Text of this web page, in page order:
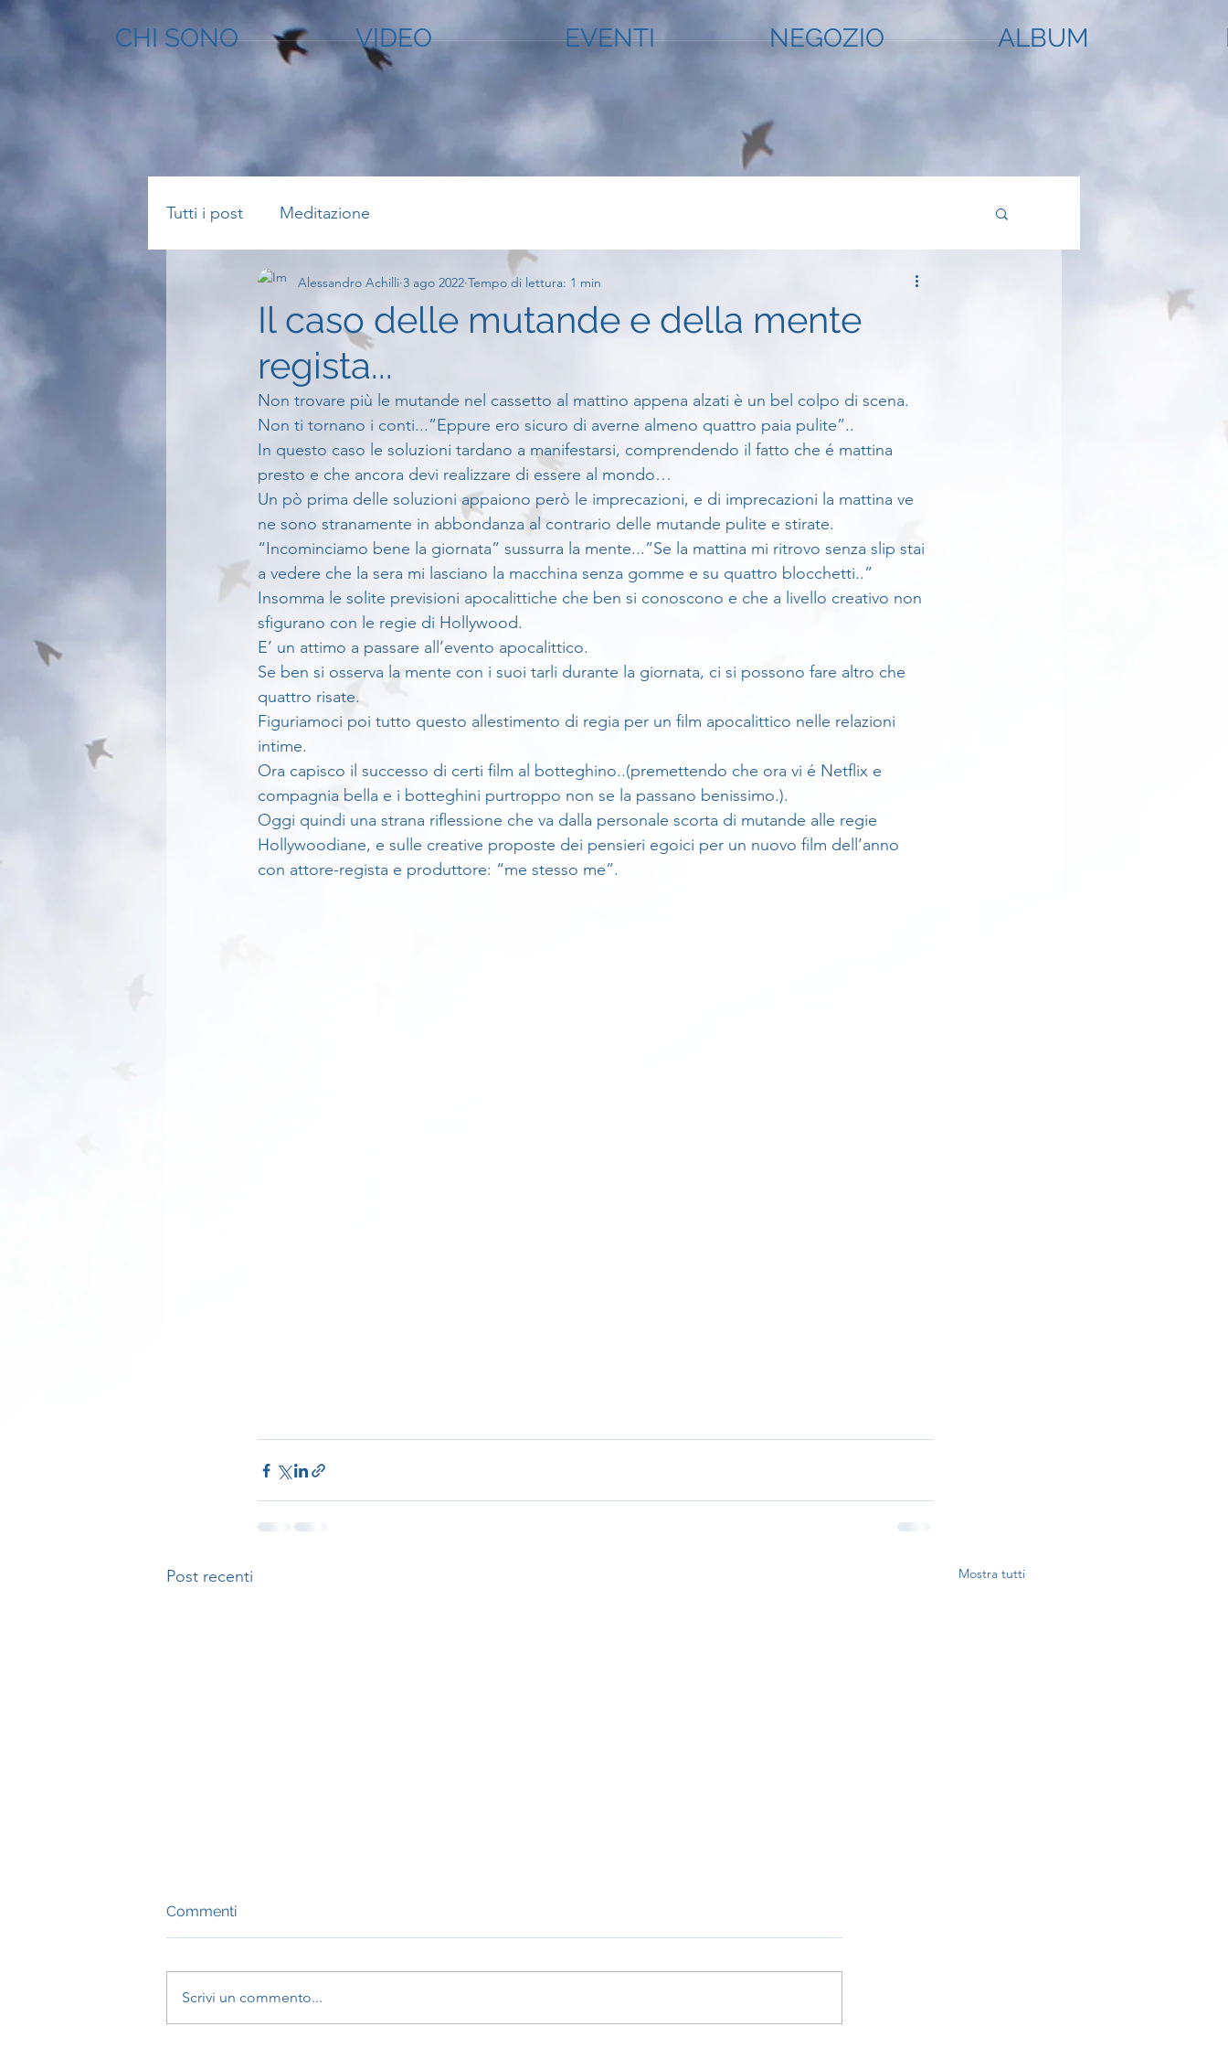
CHI SONO VIDEO EVENTI NEGOZIO ALBUM
Tutti i post Meditazione
Il caso delle mutande e della mente
regista...
Alessandro Achilli 3 ago 2022 Tempo di lettura: 1 min
Non trovare più le mutande nel cassetto al mattino appena alzati è un bel colpo di scena.
Non ti tornano i conti...”Eppure ero sicuro di averne almeno quattro paia pulite”..
In questo caso le soluzioni tardano a manifestarsi, comprendendo il fatto che é mattina
presto e che ancora devi realizzare di essere al mondo…
Un pò prima delle soluzioni appaiono però le imprecazioni, e di imprecazioni la mattina ve
ne sono stranamente in abbondanza al contrario delle mutande pulite e stirate.
“Incominciamo bene la giornata” sussurra la mente...”Se la mattina mi ritrovo senza slip stai
a vedere che la sera mi lasciano la macchina senza gomme e su quattro blocchetti..”
Insomma le solite previsioni apocalittiche che ben si conoscono e che a livello creativo non
sfigurano con le regie di Hollywood.
E’ un attimo a passare all’evento apocalittico.
Se ben si osserva la mente con i suoi tarli durante la giornata, ci si possono fare altro che
quattro risate.
Figuriamoci poi tutto questo allestimento di regia per un film apocalittico nelle relazioni
intime.
Ora capisco il successo di certi film al botteghino..(premettendo che ora vi é Netflix e
compagnia bella e i botteghini purtroppo non se la passano benissimo.).
Oggi quindi una strana riflessione che va dalla personale scorta di mutande alle regie
Hollywoodiane, e sulle creative proposte dei pensieri egoici per un nuovo film dell’anno
con attore-regista e produttore: “me stesso me”.
Post recenti Mostra tutti
Commenti
Scrivi un commento...